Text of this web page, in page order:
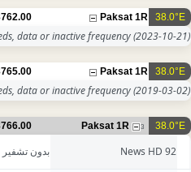
38.0°E
Paksat 1R
data or inactive frequency(2023-10-21)
38.0°E
Paksat 1R
data or inactive frequency(2019-03-02)
38.0°E
Paksat 1R 3
92 News HD بدون تشفير